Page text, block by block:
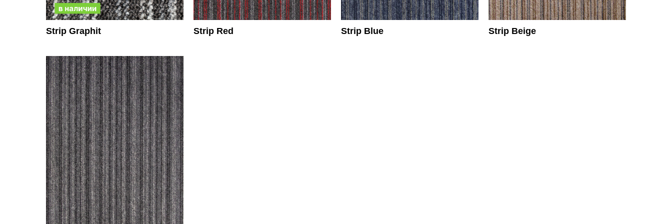
Strip Graphit Strip Red Strip Blue Strip Beige